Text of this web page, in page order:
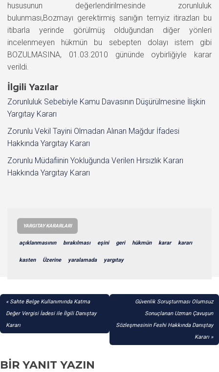
hususunun değerlendirilmesinde zorunluluk
bulunması,Bozmayı gerektirmiş sanığın temyiz itirazları bu
itibarla yerinde görülmüş olduğundan diğer yönleri
incelenmeyen hükmün bu sebepten dolayı istem gibi
BOZULMASINA, 01.03.2010 gününde oybirliğiyle karar
verildi.
İlgili Yazılar
Zorunluluk Sebebiyle Kamu Davasının Düşürülmesine İlişkin
Yargıtay Kararı
Zorunlu Vekil Tayini Olmadan Alınan Mağdur İfadesi
Hakkında Yargıtay Kararı
Zorunlu Müdafiinin Yokluğunda Verilen Hırsızlık Kararı
Hakkında Yargıtay Kararı
YARGITAY KARARLARI
açıklanmasının bırakılması eşini geri hükmün karar kararı
kasten Üzerine yaralamada yargıtay
YAZI
GEZINMESI
Sahte Belge Kullanımında Katma
Değer Vergisi İadesi ile İlgili Danıştay
Kararı
Güvenlik Soruşturması Olumsuz
Sonuçlanan Uzman Çavuşun
Sözleşmesinin Feshi Hakkında Danıştay
Kararı
BIR YANIT YAZIN